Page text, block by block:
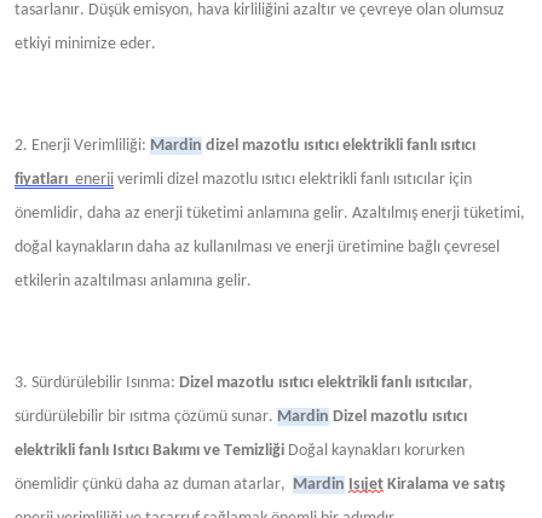
tasarlanır. Düşük emisyon, hava kirliliğini azaltır ve çevreye olan olumsuz
etkiyi minimize eder.
2. Enerji Verimliliği: Mardin dizel mazotlu ısıtıcı elektrikli fanlı ısıtıcı
fiyatları enerji verimli dizel mazotlu ısıtıcı elektrikli fanlı ısıtıcılar için
önemlidir, daha az enerji tüketimi anlamına gelir. Azaltılmış enerji tüketimi,
doğal kaynakların daha az kullanılması ve enerji üretimine bağlı çevresel
etkilerin azaltılması anlamına gelir.
3. Sürdürülebilir Isınma: Dizel mazotlu ısıtıcı elektrikli fanlı ısıtıcılar,
sürdürülebilir bir ısıtma çözümü sunar. Mardin Dizel mazotlu ısıtıcı
elektrikli fanlı Isıtıcı Bakımı ve Temizliği Doğal kaynakları korurken
önemlidir çünkü daha az duman atarlar, Mardin Isıjet Kiralama ve satış